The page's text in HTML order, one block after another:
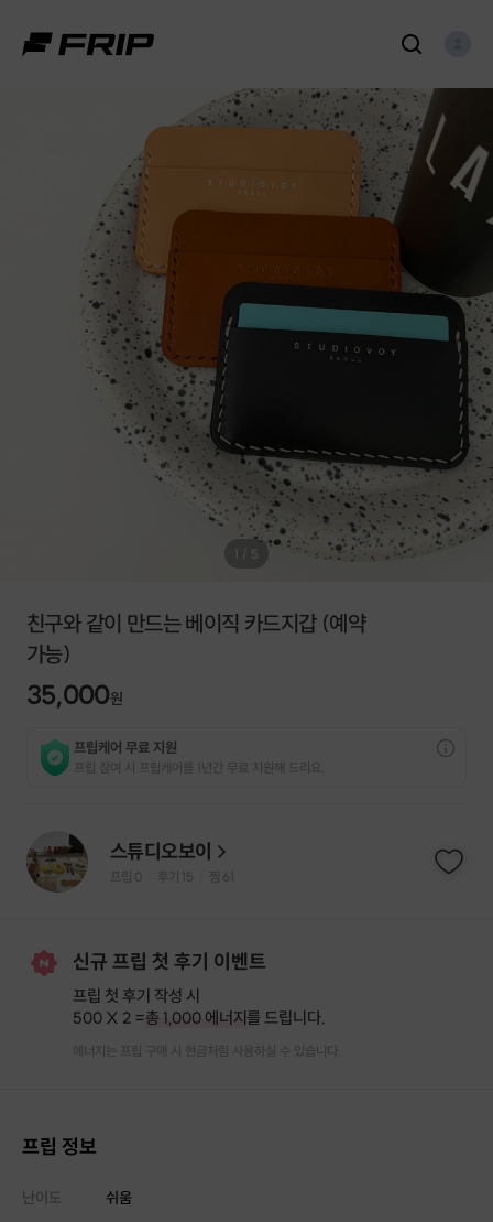
/ 5
친구와 같이 만드는 베이직 카드지갑 (예약
가능)
35,000원
프립케어 무료 지원
프립 참여 시 프립케어를 1년간 무료 지원해 드리요.
스튜디오보이
프립 0 후기 15 찜 61
신규 프립 첫 후기 이벤트
프립 첫 후기 작성 시
500 X 2 =총 1,000 에너지를 드립니다.
에너지는 프립 구매 시 현금처럼 사용하실 수 있습니다.
프립 정보
난이도
쉬움